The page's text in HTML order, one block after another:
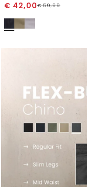
€ 42,00€59,99